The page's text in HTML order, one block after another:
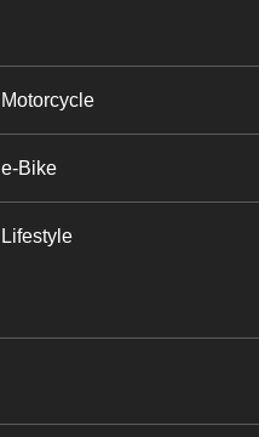
Motorcycle
e-Bike
Lifestyle